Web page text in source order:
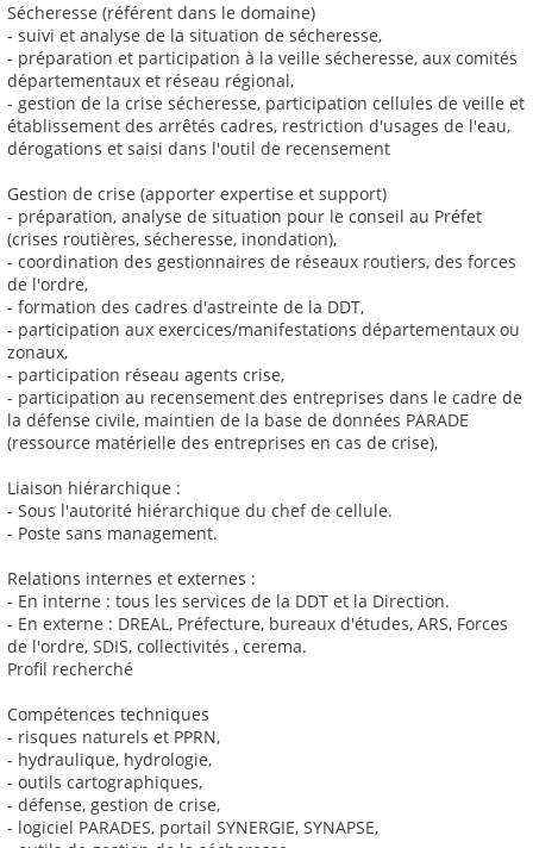
Sécheresse (référent dans le domaine)
- suivi et analyse de la situation de sécheresse,
- préparation et participation à la veille sécheresse, aux comités
départementaux et réseau régional,
- gestion de la crise sécheresse, participation cellules de veille et
établissement des arrêtés cadres, restriction d'usages de l'eau,
dérogations et saisi dans l'outil de recensement
Gestion de crise (apporter expertise et support)
- préparation, analyse de situation pour le conseil au Préfet
(crises routières, sécheresse, inondation),
- coordination des gestionnaires de réseaux routiers, des forces
de l'ordre,
- formation des cadres d'astreinte de la DDT,
- participation aux exercices/manifestations départementaux ou
zonaux,
- participation réseau agents crise,
- participation au recensement des entreprises dans le cadre de
la défense civile, maintien de la base de données PARADE
(ressource matérielle des entreprises en cas de crise),
Liaison hiérarchique :
- Sous l'autorité hiérarchique du chef de cellule.
- Poste sans management.
Relations internes et externes :
- En interne : tous les services de la DDT et la Direction.
- En externe : DREAL, Préfecture, bureaux d'études, ARS, Forces
de l'ordre, SDIS, collectivités , cerema.
Profil recherché
Compétences techniques
- risques naturels et PPRN,
- hydraulique, hydrologie,
- outils cartographiques,
- défense, gestion de crise,
- logiciel PARADES, portail SYNERGIE, SYNAPSE,